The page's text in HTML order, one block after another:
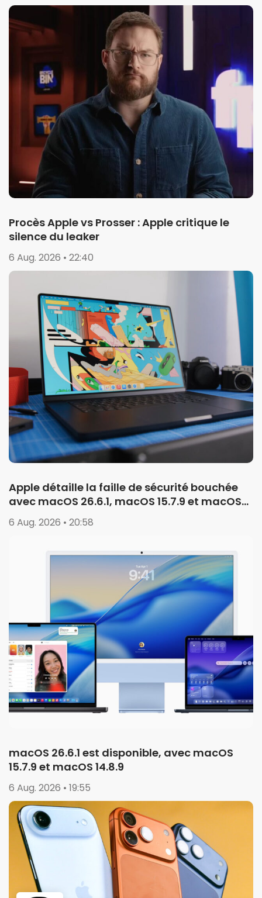
Procès Apple vs Prosser : Apple critique le
silence du leaker
6 Aug. 2026 • 22:40
Apple détaille la faille de sécurité bouchée
avec macOS 26.6.1, macOS 15.7.9 et macOS
14.8.9
6 Aug. 2026 • 20:58
macOS 26.6.1 est disponible, avec macOS
15.7.9 et macOS 14.8.9
6 Aug. 2026 • 19:55